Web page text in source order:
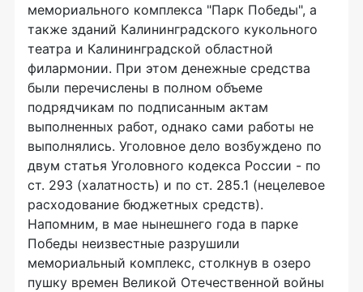
мемориального комплекса "Парк Победы", а
также зданий Калининградского кукольного
театра и Калининградской областной
филармонии. При этом денежные средства
были перечислены в полном объеме
подрядчикам по подписанным актам
выполненных работ, однако сами работы не
выполнялись. Уголовное дело возбуждено по
двум статья Уголовного кодекса России - по
ст. 293 (халатность) и по ст. 285.1 (нецелевое
расходование бюджетных средств).
Напомним, в мае нынешнего года в парке
Победы неизвестные разрушили
мемориальный комплекс, столкнув в озеро
пушку времен Великой Отечественной войны